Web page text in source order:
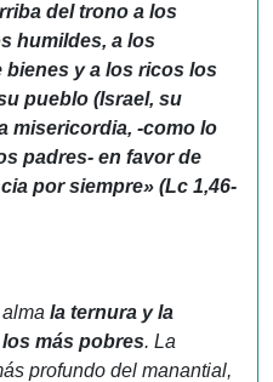
del trono a los
humildes, a los
y a los ricos los
pueblo (Israel, su
misericordia, -como lo
padres- en favor de
por siempre» (Lc 1,46-
la ternura y la
más pobres. La
profundo del manantial,